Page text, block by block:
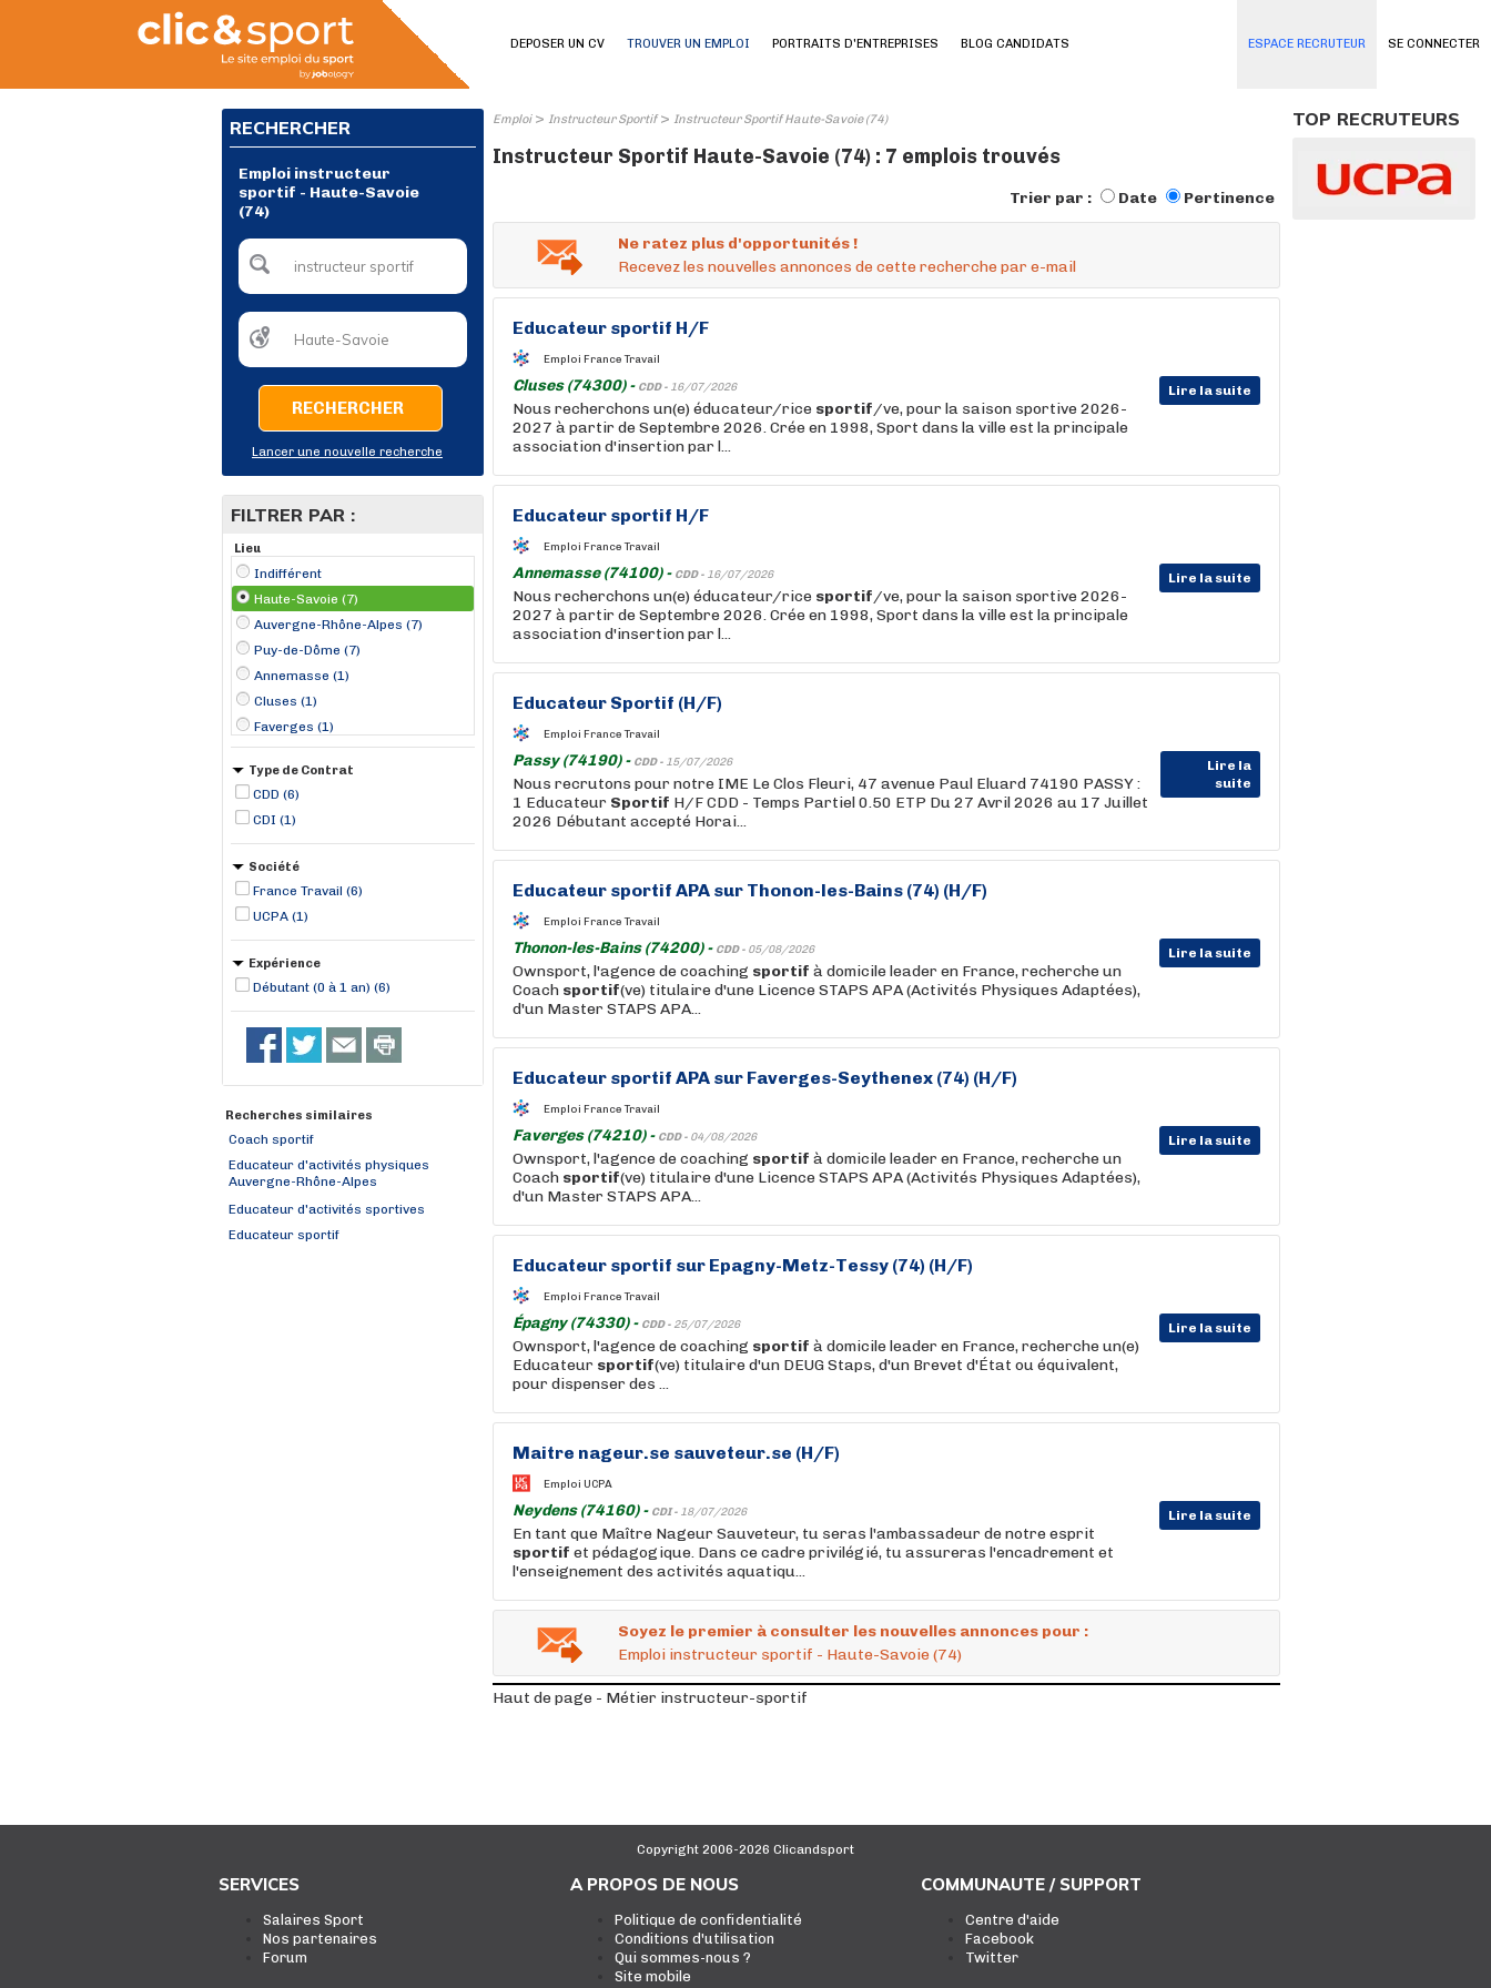
SE CONNECTER
DEPOSER UN CV TROUVER UN EMPLOI PORTRAITS D'ENTREPRISES BLOG CANDIDATS ESPACE RECRUTEUR
RECHERCHER
Emploi instructeur
sportif - Haute-Savoie
(74)
RECHERCHER
Lancer une nouvelle recherche
FILTRER PAR :
Lieu
Indifférent
Haute-Savoie (7)
Auvergne-Rhône-Alpes (7)
Puy-de-Dôme (7)
Annemasse (1)
Cluses (1)
Faverges (1)
Neydens (1)
Passy (1)
Thonon-les-Bains (1)
Épagny (1)
Type de Contrat
CDD (6)
CDI (1)
Société
France Travail (6)
UCPA (1)
Expérience
Débutant (0 à 1 an) (6)
Recherches similaires
Coach sportif
Educateur d'activités physiques
Auvergne-Rhône-Alpes
Educateur d'activités sportives
Educateur sportif
Emploi> Instructeur Sportif> Instructeur Sportif Haute-Savoie (74)
Instructeur Sportif Haute-Savoie (74) : 7 emplois trouvés
Trier par : Date Pertinence
Ne ratez plus d'opportunités !
Recevez les nouvelles annonces de cette recherche par e-mail
Educateur sportif H/F
Emploi France Travail
Cluses (74300) - CDD - 16/07/2026 Lire la suite
Nous recherchons un(e) éducateur/rice sportif/ve, pour la saison sportive 2026-
2027 à partir de Septembre 2026. Crée en 1998, Sport dans la ville est la principale
association d'insertion par l...
Educateur sportif H/F
Emploi France Travail
Annemasse (74100) - CDD - 16/07/2026 Lire la suite
Nous recherchons un(e) éducateur/rice sportif/ve, pour la saison sportive 2026-
2027 à partir de Septembre 2026. Crée en 1998, Sport dans la ville est la principale
association d'insertion par l...
Educateur Sportif (H/F)
Emploi France Travail
Passy (74190) - CDD - 15/07/2026
Lire la
suite
Nous recrutons pour notre IME Le Clos Fleuri, 47 avenue Paul Eluard 74190 PASSY :
1 Educateur Sportif H/F CDD - Temps Partiel 0.50 ETP Du 27 Avril 2026 au 17 Juillet
2026 Débutant accepté Horai...
Educateur sportif APA sur Thonon-les-Bains (74) (H/F)
Emploi France Travail
Thonon-les-Bains (74200) - CDD - 05/08/2026 Lire la suite
Ownsport, l'agence de coaching sportif à domicile leader en France, recherche un
Coach sportif(ve) titulaire d'une Licence STAPS APA (Activités Physiques Adaptées),
d'un Master STAPS APA...
Educateur sportif APA sur Faverges-Seythenex (74) (H/F)
Emploi France Travail
Faverges (74210) - CDD - 04/08/2026 Lire la suite
Ownsport, l'agence de coaching sportif à domicile leader en France, recherche un
Coach sportif(ve) titulaire d'une Licence STAPS APA (Activités Physiques Adaptées),
d'un Master STAPS APA...
Educateur sportif sur Epagny-Metz-Tessy (74) (H/F)
Emploi France Travail
Épagny (74330) - CDD - 25/07/2026 Lire la suite
Ownsport, l'agence de coaching sportif à domicile leader en France, recherche un(e)
Educateur sportif(ve) titulaire d'un DEUG Staps, d'un Brevet d'État ou équivalent,
pour dispenser des ...
Maitre nageur.se sauveteur.se (H/F)
Emploi UCPA
Neydens (74160) - CDI - 18/07/2026 Lire la suite
En tant que Maître Nageur Sauveteur, tu seras l'ambassadeur de notre esprit
sportif et pédagogique. Dans ce cadre privilégié, tu assureras l'encadrement et
l'enseignement des activités aquatiqu...
Soyez le premier à consulter les nouvelles annonces pour :
Emploi instructeur sportif - Haute-Savoie (74)
Haut de page - Métier instructeur-sportif
TOP RECRUTEURS
Copyright 2006-2026 Clicandsport
SERVICES
Salaires Sport
Nos partenaires
Forum
A PROPOS DE NOUS
Politique de confidentialité
Conditions d'utilisation
Qui sommes-nous ?
Site mobile
COMMUNAUTE / SUPPORT
Centre d'aide
Facebook
Twitter